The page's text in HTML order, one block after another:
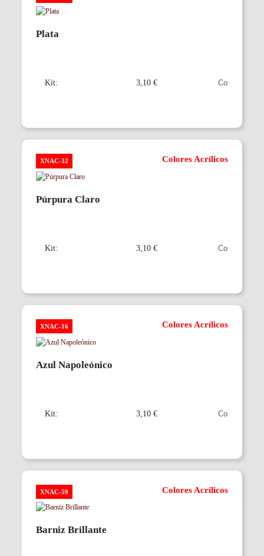
Plata
Kit: 3,10 €
XNAC-32 Colores Acrílicos
Púrpura Claro
Kit: 3,10 €
XNAC-16 Colores Acrílicos
Azul Napoleónico
Kit: 3,10 €
XNAC-59 Colores Acrílicos
Barniz Brillante